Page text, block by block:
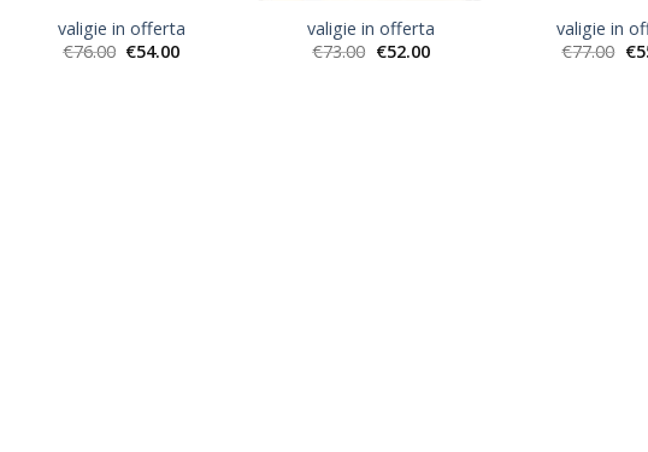
valigie in offerta
€76.00 €54.00
valigie in offerta
€73.00 €52.00
valigie in
€77.00 €